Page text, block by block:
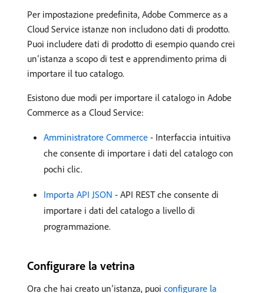
Per impostazione predefinita, Adobe Commerce as a
Cloud Service istanze non includono dati di prodotto.
Puoi includere dati di prodotto di esempio quando crei
un’istanza a scopo di test e apprendimento prima di
importare il tuo catalogo.
Esistono due modi per importare il catalogo in Adobe
Commerce as a Cloud Service:
Amministratore Commerce - Interfaccia intuitiva
che consente di importare i dati del catalogo con
pochi clic.
Importa API JSON - API REST che consente di
importare i dati del catalogo a livello di
programmazione.
Configurare la vetrina
Ora che hai creato un’istanza, puoi configurare la